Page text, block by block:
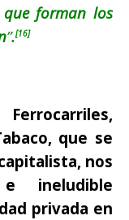
que forman los
”.[16]
que se
nos
ineludible
privada en